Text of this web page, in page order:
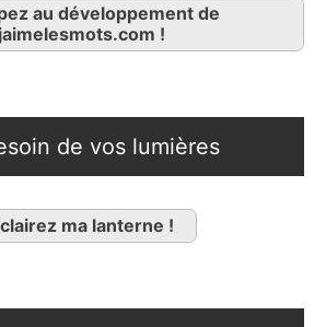
au développement de
jaimelesmots.com !
de vos lumières
ma lanterne !